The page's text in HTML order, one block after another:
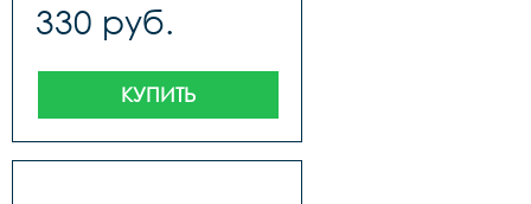
330 руб.
КУПИТЬ